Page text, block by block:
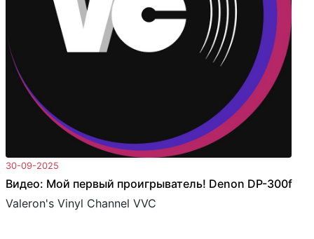
30-09-2025
Видео: Мой первый проигрыватель! Denon DP-300f
Valeron's Vinyl Channel VVC